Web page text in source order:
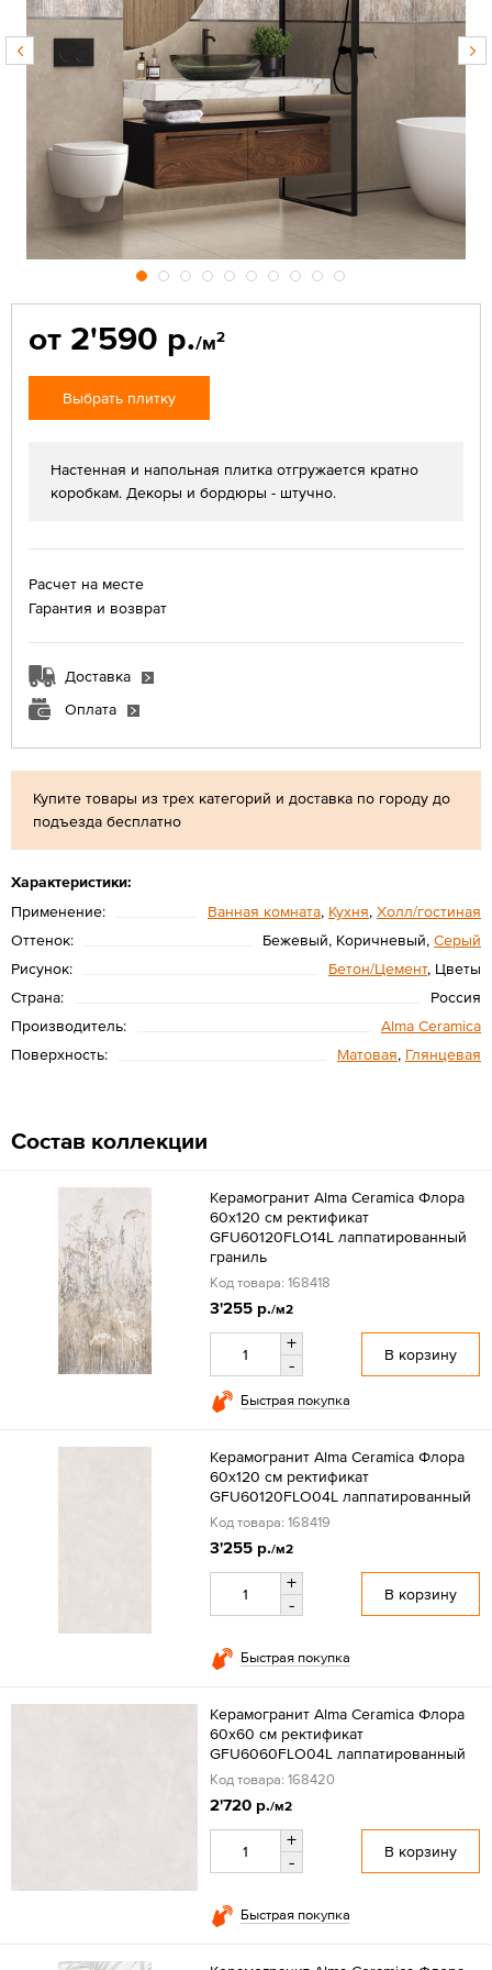
Купите товары из трех категорий и доставка по городу до
подъезда бесплатно
Характеристики:
Применение:
Ванная комната, Кухня, Холл/гостиная
Оттенок:
Бежевый, Коричневый, Серый
Рисунок:
Бетон/Цемент, Цветы
Страна:
Россия
Производитель:
Alma Ceramica
Поверхность:
Матовая, Глянцевая
от 2'590 р./м2
Выбрать плитку
Настенная и напольная плитка отгружается кратно
коробкам. Декоры и бордюры - штучно.
Расчет на месте
Гарантия и возврат
Доставка
Оплата
Состав коллекции
Керамогранит Alma Ceramica Флора
60x120 см ректификат
GFU60120FLO14L лаппатированный
граниль
Код товара: 168418
3'255 р./м2
+
-
В корзину
Быстрая покупка
Керамогранит Alma Ceramica Флора
60x120 см ректификат
GFU60120FLO04L лаппатированный
Код товара: 168419
3'255 р./м2
+
-
В корзину
Быстрая покупка
Керамогранит Alma Ceramica Флора
60x60 см ректификат
GFU6060FLO04L лаппатированный
Код товара: 168420
2'720 р./м2
+
-
В корзину
Быстрая покупка